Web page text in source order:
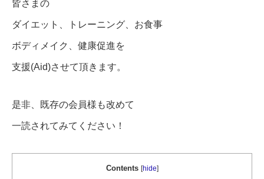
皆さまの
ダイエット、トレーニング、お食事
ボディメイク、健康促進を
支援(Aid)させて頂きます。
是非、既存の会員様も改めて
一読されてみてください！
Contents [hide]